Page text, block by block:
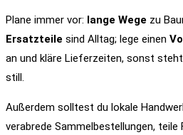
Plane immer vor: lange Wege zu
Ersatzteile sind Alltag; lege einen
an und kläre Lieferzeiten, sonst
still.
Außerdem solltest du lokale
verabrede Sammelbestellungen, teile